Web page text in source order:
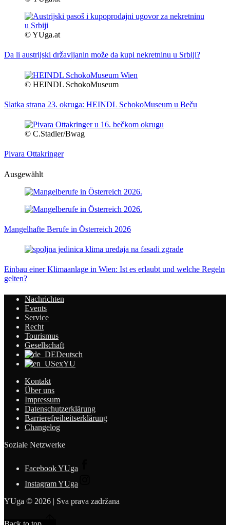
© YUga.at
Da li austrijski državljanin može da kupi nekretninu u Srbiji?
© HEINDL SchokoMuseum
Slatka strana 23. okruga: HEINDL SchokoMuseum u Beču
© C.Stadler/Bwag
Pivara Ottakringer
Ausgewählt
Mangelhafte Berufe in Österreich 2026
Einbau einer Klimaanlage in Wien: Ist es erlaubt und welche Regeln
gelten?
Nachrichten
Events
Service
Recht
Tourismus
Gesellschaft
Deutsch
exYU
Kontakt
Über uns
Impressum
Datenschutzerklärung
Barrierefreiheitserklärung
Changelog
Soziale Netzwerke
Facebook YUga
Instagram YUga
YUga © 2026 | Sva prava zadržana